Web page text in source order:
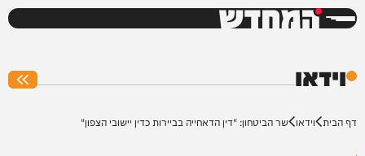
המחדש
וידאו
דף הבית וידאו שר הביטחון: "דין הדאחייה בביירות כדין יישובי הצפון"